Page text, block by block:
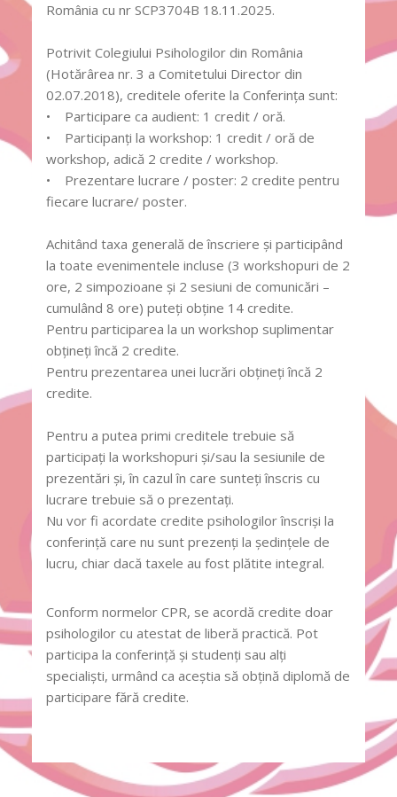
România cu nr SCP3704B 18.11.2025.
Potrivit Colegiului Psihologilor din România
(Hotărârea nr. 3 a Comitetului Director din
02.07.2018), creditele oferite la Conferinţa sunt:
• Participare ca audient: 1 credit / oră.
• Participanţi la workshop: 1 credit / oră de
workshop, adică 2 credite / workshop.
• Prezentare lucrare / poster: 2 credite pentru
fiecare lucrare/ poster.
Achitând taxa generală de înscriere și participând
la toate evenimentele incluse (3 workshopuri de 2
ore, 2 simpozioane și 2 sesiuni de comunicări –
cumulând 8 ore) puteți obține 14 credite.
Pentru participarea la un workshop suplimentar
obțineți încă 2 credite.
Pentru prezentarea unei lucrări obțineți încă 2
credite.
Pentru a putea primi creditele trebuie să
participaţi la workshopuri și/sau la sesiunile de
prezentări şi, în cazul în care sunteţi înscris cu
lucrare trebuie să o prezentaţi.
Nu vor fi acordate credite psihologilor înscrişi la
conferinţă care nu sunt prezenţi la şedinţele de
lucru, chiar dacă taxele au fost plătite integral.
Conform normelor CPR, se acordă credite doar
psihologilor cu atestat de liberă practică. Pot
participa la conferință şi studenţi sau alţi
specialişti, urmând ca aceștia să obțină diplomă de
participare fără credite.